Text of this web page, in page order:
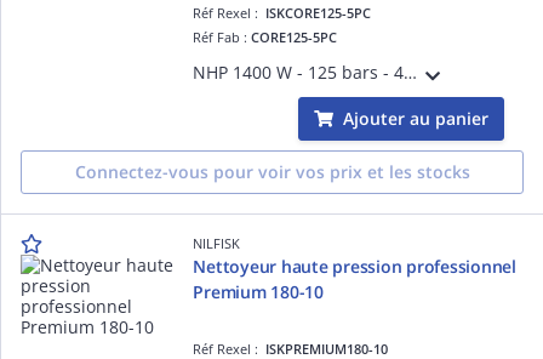
Réf Rexel : ISKCORE125-5PC
Réf Fab :CORE125-5PC
NHP 1400 W - 125 bars - 440 l/h - Pompe métal - Piston inox - Moteur universel - Flexible Ultra flex 5m - Utilisation occasionnelle 35m²/h - Accessoires : 2 buses, nettoyeur terrasse - Garantie 2 ans dom
Ajouter au panier
Connectez-vous pour voir vos prix et les stocks
NILFISK
Nettoyeur haute pression professionnel
Premium 180-10
Réf Rexel : ISKPREMIUM180-10